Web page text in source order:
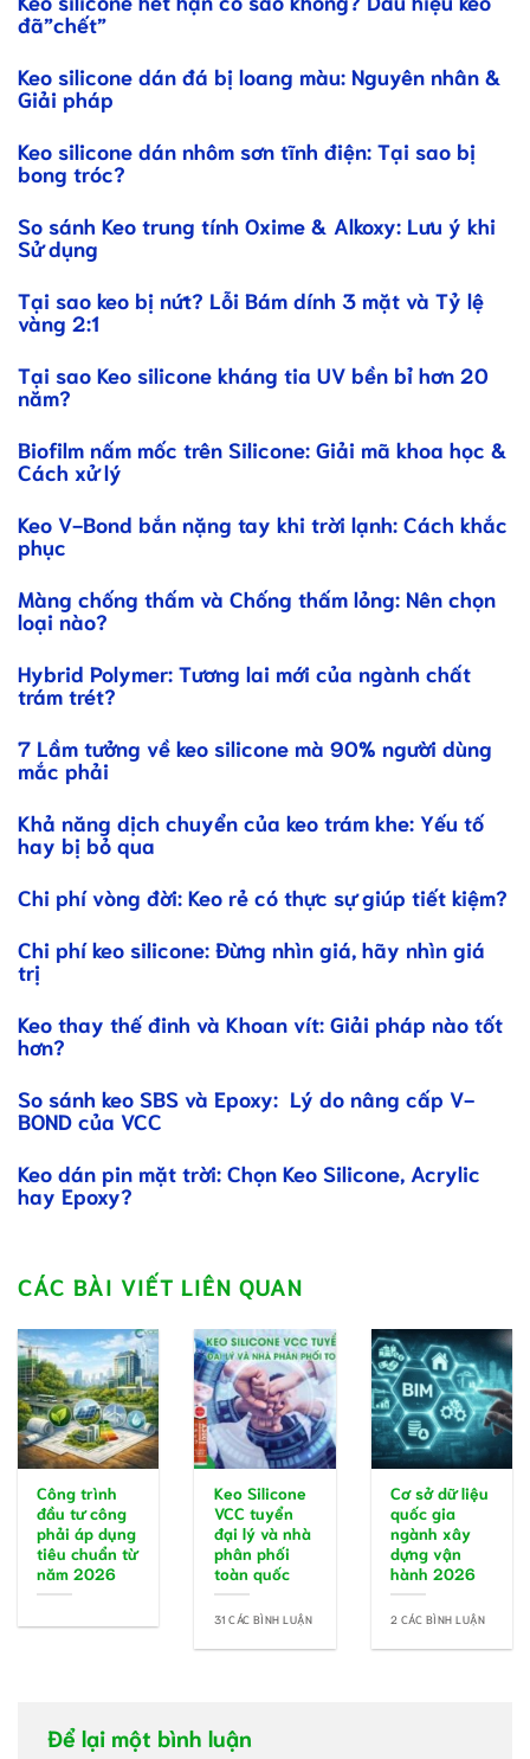
đã”chết”
Keo silicone dán đá bị loang màu: Nguyên nhân &
Giải pháp
Keo silicone dán nhôm sơn tĩnh điện: Tại sao bị
bong tróc?
So sánh Keo trung tính Oxime & Alkoxy: Lưu ý khi
Sử dụng
Tại sao keo bị nứt? Lỗi Bám dính 3 mặt và Tỷ lệ
vàng 2:1
Tại sao Keo silicone kháng tia UV bền bỉ hơn 20
năm?
Biofilm nấm mốc trên Silicone: Giải mã khoa học &
Cách xử lý
Keo V-Bond bắn nặng tay khi trời lạnh: Cách khắc
phục
Màng chống thấm và Chống thấm lỏng: Nên chọn
loại nào?
Hybrid Polymer: Tương lai mới của ngành chất
trám trét?
7 Lầm tưởng về keo silicone mà 90% người dùng
mắc phải
Khả năng dịch chuyển của keo trám khe: Yếu tố
hay bị bỏ qua
Chi phí vòng đời: Keo rẻ có thực sự giúp tiết kiệm?
Chi phí keo silicone: Đừng nhìn giá, hãy nhìn giá
trị
Keo thay thế đinh và Khoan vít: Giải pháp nào tốt
hơn?
So sánh keo SBS và Epoxy: Lý do nâng cấp V-
BOND của VCC
Keo dán pin mặt trời: Chọn Keo Silicone, Acrylic
hay Epoxy?
CÁC BÀI VIẾT LIÊN QUAN
Công trình
đầu tư công
phải áp dụng
tiêu chuẩn từ
năm 2026
Keo Silicone
VCC tuyển
đại lý và nhà
phân phối
toàn quốc
31 CÁC BÌNH LUẬN
Cơ sở dữ liệu
quốc gia
ngành xây
dựng vận
hành 2026
2 CÁC BÌNH LUẬN
Để lại một bình luận